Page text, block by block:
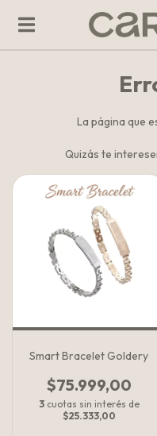
La página que
Quizás te
Smart Bracelet Goldery
$75.999,00
3 cuotas sin interés de
$25.333,00